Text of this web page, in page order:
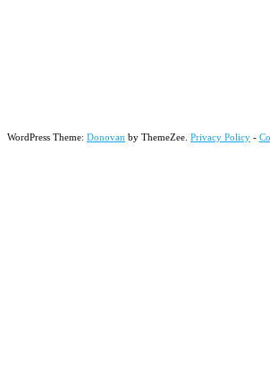
WordPress Theme: Donovan by ThemeZee. Privacy Policy -